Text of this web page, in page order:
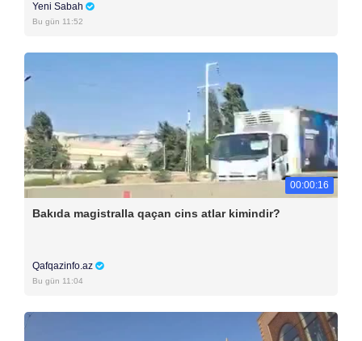
Yeni Sabah
Bu gün 11:52
00:00:16
Bakıda magistralla qaçan cins atlar kimindir?
Qafqazinfo.az
Bu gün 11:04